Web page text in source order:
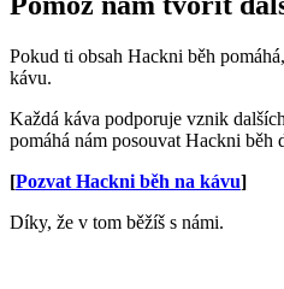
Pokud ti obsah Hackni běh
kávu.
Každá káva podporuje vznik
pomáhá nám posouvat Hackni běh
[Pozvat Hackni běh na kávu]
Díky, že v tom běžíš s námi.